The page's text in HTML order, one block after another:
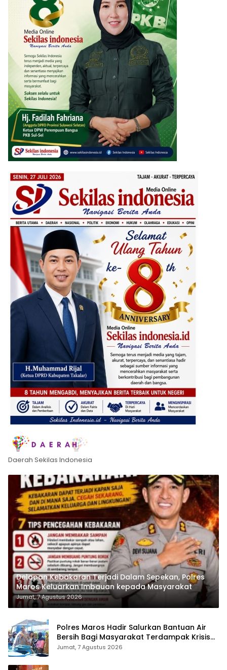
Daerah Sekilas Indonesia
Delapan Kebakaran Terjadi Dalam Sepekan, Polres
Maros Keluarkan Imbauan kepada Masyarakat
Jumat, 7 Agustus 2026
Polres Maros Hadir Salurkan Bantuan Air
Bersih Bagi Masyarakat Terdampak Krisis
Air Bersih Di Maros
Jumat, 7 Agustus 2026